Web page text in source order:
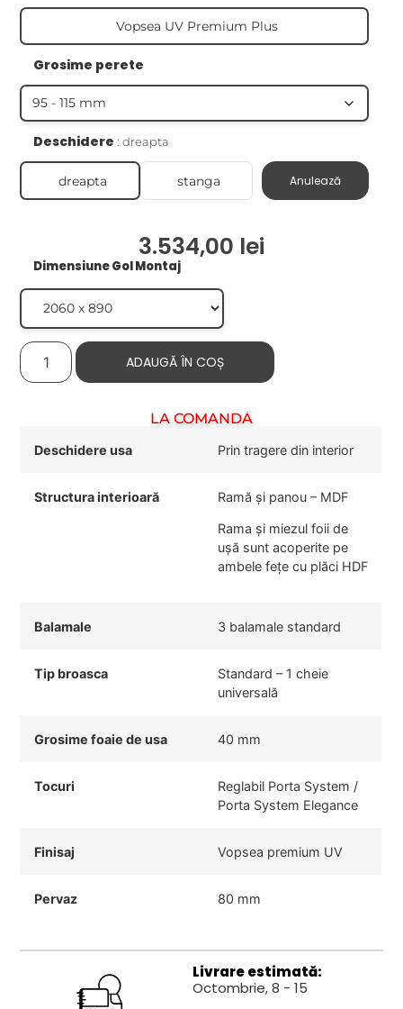
Vopsea UV Premium Plus
Grosime perete
Deschidere dreapta
dreapta stanga Anulează
3.534,00 lei
Dimensiune Gol Montaj
ADAUGĂ ÎN COȘ
LA COMANDĂ
Deschidere usa Prin tragere din interior
Structura interioară Ramă și panou – MDF
Rama și miezul foii de
ușă sunt acoperite pe
ambele fețe cu plăci HDF
Balamale 3 balamale standard
Tip broasca
Standard – 1 cheie
universală
Grosime foaie de usa 40 mm
Tocuri
Reglabil Porta System /
Porta System Elegance
Finisaj Vopsea premium UV
Pervaz 80 mm
Livrare estimată:
Octombrie, 8 - 15